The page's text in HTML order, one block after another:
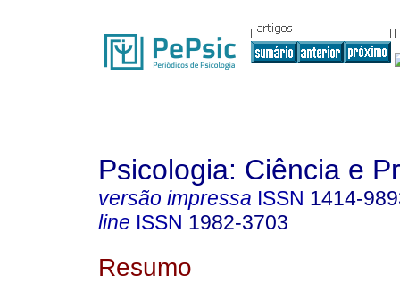
Psicologia: Ciência e
versão impressa ISSN 1414-
line ISSN 1982-3703
Resumo